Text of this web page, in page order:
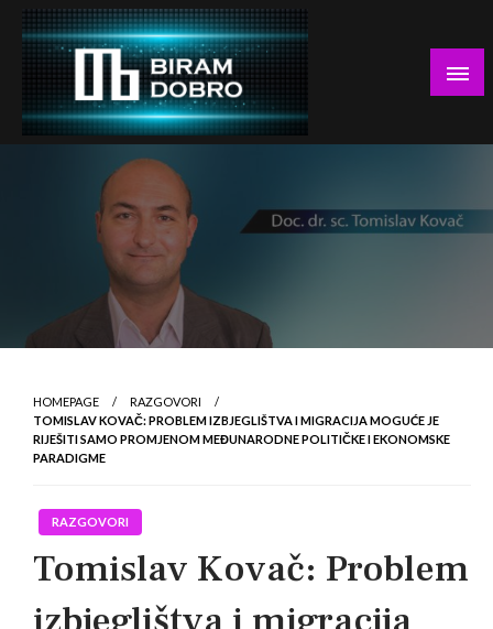
Skip
content
Biram DOBRO
… jer BUDUĆNOST nema drugo IME!
HOMEPAGE
RAZGOVORI
TOMISLAV KOVAČ: PROBLEM IZBJEGLIŠTVA I MIGRACIJA MOGUĆE JE
RIJEŠITI SAMO PROMJENOM MEĐUNARODNE POLITIČKE I EKONOMSKE
PARADIGME
RAZGOVORI
Tomislav Kovač: Problem